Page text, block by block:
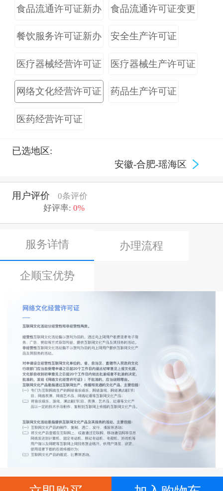
食品流通许可证新办 食品流通许可证变更
餐饮服务许可证新办 安全生产许可证
医疗器械经营许可证 医疗器械生产许可证
网络文化经营许可证 药品生产许可证
医药经营许可证
已选地区:
安徽-合肥-瑶海区
用户评价
0条评价
好评率: 0%
服务详情 办理流程
企顺宝优势